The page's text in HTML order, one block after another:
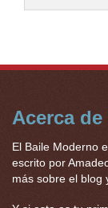
Acerca de
El Baile Moderno
escrito por
más sobre el blog